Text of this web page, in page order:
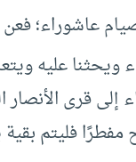
عاشوراء؛
ويحثنا عليه
إلى قرى
فليتم بقية